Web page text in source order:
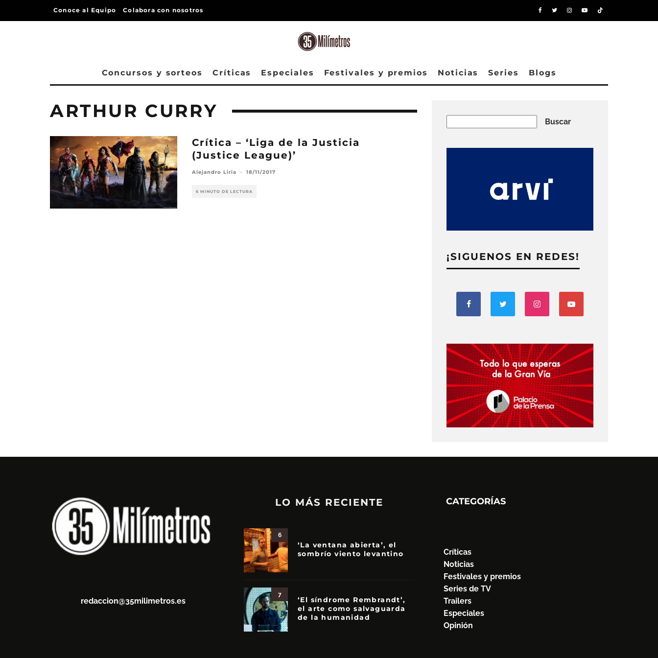
Conoce al Equipo Colabora con nosotros
Concursos y sorteos Críticas Especiales Festivales y premios Noticias Series Blogs
ARTHUR CURRY
Crítica – ‘Liga de la Justicia
(Justice League)’
Alejandro Liria · 18/11/2017
6 MINUTO DE LECTURA
Buscar
¡SIGUENOS EN REDES!
redaccion@35milimetros.es
LO MÁS RECIENTE
6
‘La ventana abierta’, el
sombrío viento levantino
7
‘El síndrome Rembrandt’,
el arte como salvaguarda
de la humanidad
CATEGORÍAS
Críticas
Noticias
Festivales y premios
Series de TV
Trailers
Especiales
Opinión